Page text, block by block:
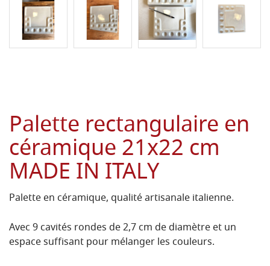
Palette rectangulaire en
céramique 21x22 cm
MADE IN ITALY
Palette en céramique, qualité artisanale italienne.
Avec 9 cavités rondes de 2,7 cm de diamètre et un
espace suffisant pour mélanger les couleurs.